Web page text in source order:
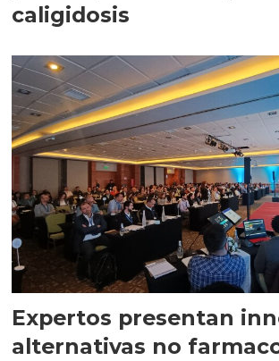
caligidosis
Expertos presentan
alternativas no